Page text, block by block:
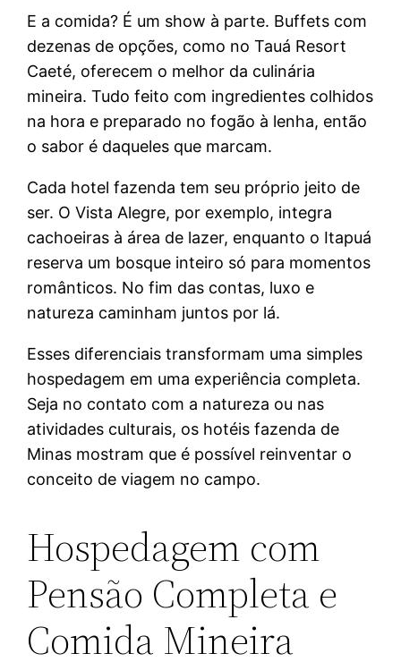
E a comida? É um show à parte. Buffets com
dezenas de opções, como no Tauá Resort
Caeté, oferecem o melhor da culinária
mineira. Tudo feito com ingredientes colhidos
na hora e preparado no fogão à lenha, então
o sabor é daqueles que marcam.
Cada hotel fazenda tem seu próprio jeito de
ser. O Vista Alegre, por exemplo, integra
cachoeiras à área de lazer, enquanto o Itapuá
reserva um bosque inteiro só para momentos
românticos. No fim das contas, luxo e
natureza caminham juntos por lá.
Esses diferenciais transformam uma simples
hospedagem em uma experiência completa.
Seja no contato com a natureza ou nas
atividades culturais, os hotéis fazenda de
Minas mostram que é possível reinventar o
conceito de viagem no campo.
Hospedagem com
Pensão Completa e
Comida Mineira